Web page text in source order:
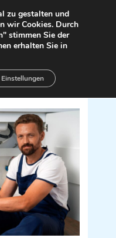
am
zu gestalten und
wir Cookies. Durch
stimmen Sie der
erhalten Sie in
Einstellungen